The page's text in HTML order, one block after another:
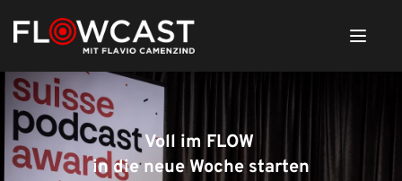
Voll im FLOW
in die neue Woche starten